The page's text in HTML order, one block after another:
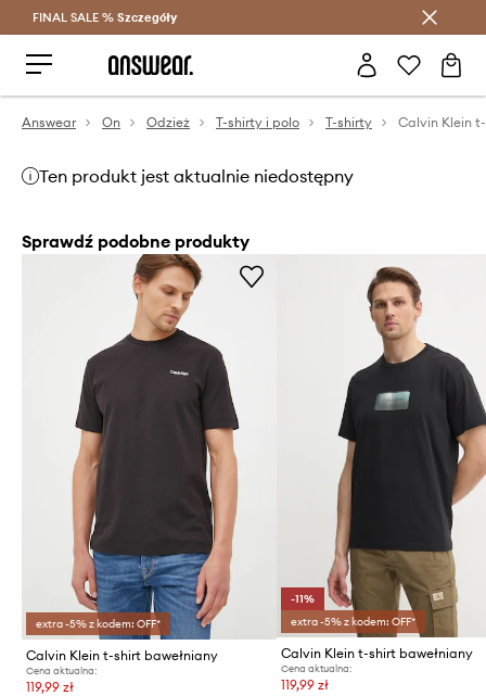
Oszczędzaj z Answear Club >
FINAL SALE % Szczegóły
Answear On Odzież T-shirty i polo T-shirty Calvin Klein
Ten produkt jest aktualnie niedostępny
Sprawdź podobne produkty
extra -5% z kodem: OFF*
Calvin Klein t-shirt bawełniany
Cena aktualna:
119,99 zł
-11%
extra -5% z kodem: OFF*
Calvin Klein t-shirt bawełniany
Cena aktualna:
119,99 zł